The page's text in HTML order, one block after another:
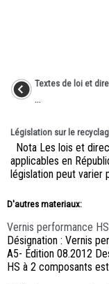
Textes de loi et
...
Législation sur le
Nota Les lois et
applicables en
législation peut varier
D'autres materiaux:
Vernis performance
Désignation : Vernis
A5- Édition 08.2012
HS à 2 composants